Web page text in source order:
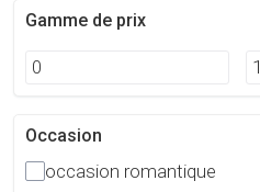
Gamme de prix
Occasion
occasion romantique